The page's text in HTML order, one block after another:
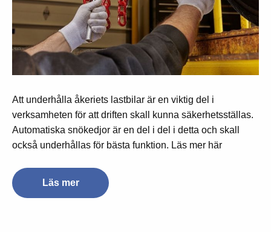
Att underhålla åkeriets lastbilar är en viktig del i
verksamheten för att driften skall kunna säkerhetsställas.
Automatiska snökedjor är en del i del i detta och skall
också underhållas för bästa funktion. Läs mer här
Läs mer